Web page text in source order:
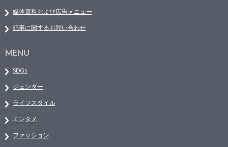
媒体資料および広告メニュー
記事に関するお問い合わせ
MENU
SDGs
ジェンダー
ライフスタイル
エンタメ
ファッション